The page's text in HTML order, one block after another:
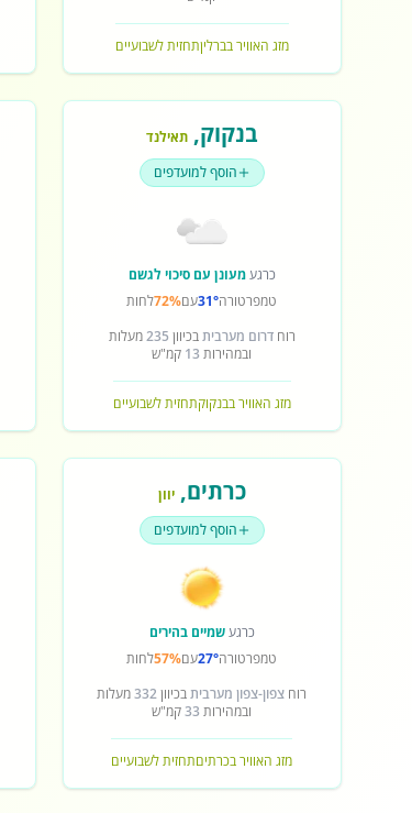
מזג האוויר בברליןתחזית לשבועיים
בנקוק,תאילנד
הוסף למועדפים
כרגעמעונן עם סיכוי לגשם
טמפרטורה31°עם72%לחות
רוחדרום מערביתבכיוון 235מעלות
ובמהירות 13 קמ"ש
מזג האוויר בבנקוקתחזית לשבועיים
כרתים,יוון
הוסף למועדפים
כרגעשמיים בהירים
טמפרטורה27°עם57%לחות
רוח צפון-צפון מערביתבכיוון332מעלות
ובמהירות 33קמ"ש
מזג האוויר בכרתיםתחזית לשבועיים